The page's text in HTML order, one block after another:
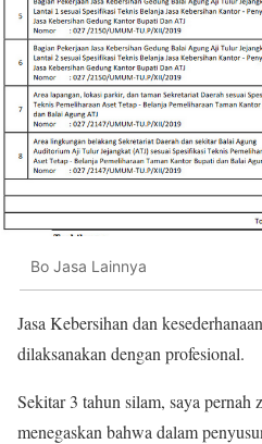
Bo Jasa Lainnya
Jasa Kebersihan dan
dilaksanakan dengan profesional.
Sekitar 3 tahun silam, saya pernah
menegaskan bahwa dalam